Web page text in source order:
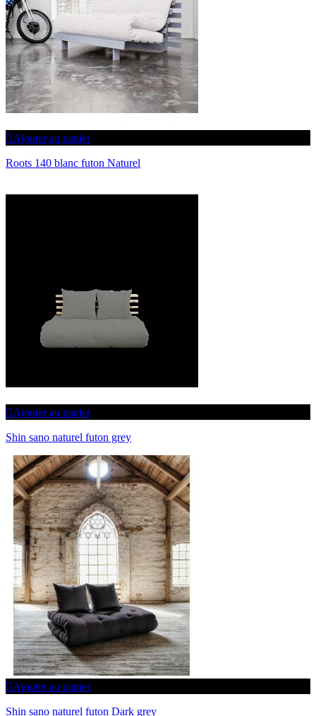
Ajouter au panier
Roots 140 blanc futon Naturel
Ajouter au panier
Shin sano naturel futon grey
Ajouter au panier
Shin sano naturel futon Dark grey